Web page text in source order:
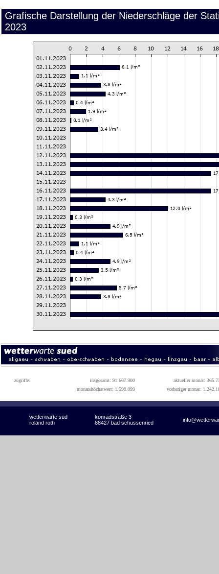
Grafische Darstellung der Niederschläge der
2023
zugriffe: insgesamt: 91.667.900
aktueller monat:
monatshöchstwert: 1.590.099
vorheriger monat:
wetterwarte süd konradstraße 3
roland roth 88427 bad schussenried